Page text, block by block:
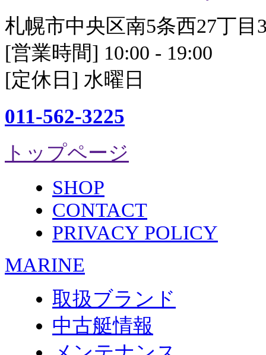
札幌市中央区南5条西27丁目
[営業時間] 10:00 - 19:00
[定休日] 水曜日
011-562-3225
トップページ
SHOP
CONTACT
PRIVACY POLICY
MARINE
取扱ブランド
中古艇情報